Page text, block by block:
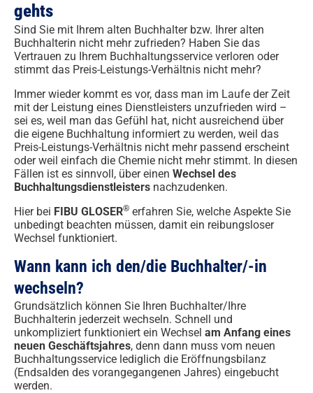
gehts
Sind Sie mit Ihrem alten Buchhalter bzw. Ihrer alten
Buchhalterin nicht mehr zufrieden? Haben Sie das
Vertrauen zu Ihrem Buchhaltungsservice verloren oder
stimmt das Preis-Leistungs-Verhältnis nicht mehr?
Immer wieder kommt es vor, dass man im Laufe der Zeit
mit der Leistung eines Dienstleisters unzufrieden wird –
sei es, weil man das Gefühl hat, nicht ausreichend über
die eigene Buchhaltung informiert zu werden, weil das
Preis-Leistungs-Verhältnis nicht mehr passend erscheint
oder weil einfach die Chemie nicht mehr stimmt. In diesen
Fällen ist es sinnvoll, über einen Wechsel des
Buchhaltungsdienstleisters nachzudenken.
Hier bei FIBU GLOSER® erfahren Sie, welche Aspekte Sie
unbedingt beachten müssen, damit ein reibungsloser
Wechsel funktioniert.
Wann kann ich den/die Buchhalter/-in
wechseln?
Grundsätzlich können Sie Ihren Buchhalter/Ihre
Buchhalterin jederzeit wechseln. Schnell und
unkompliziert funktioniert ein Wechsel am Anfang eines
neuen Geschäftsjahres, denn dann muss vom neuen
Buchhaltungsservice lediglich die Eröffnungsbilanz
(Endsalden des vorangegangenen Jahres) eingebucht
werden.